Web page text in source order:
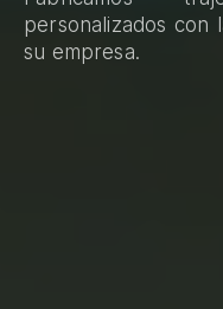
personalizados con
su empresa.